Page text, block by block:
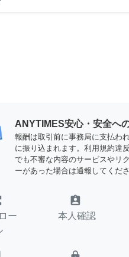
ANYTIMES安心・安全へ
報酬は取引前に事務局に支払わ
に振り込まれます。利用規約違
でも不審な内容のサービスやリ
ーがあった場合は通報してくださ
ー
assignment_ind
本人確認